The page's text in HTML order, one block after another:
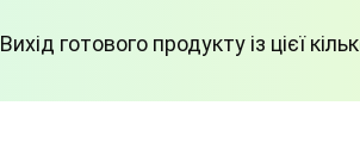
Вихід готового продукту із цієї